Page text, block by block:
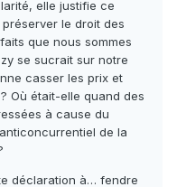
elle justifie ce
le droit des
que nous sommes
se sucrait sur notre
casser les prix et
Où était-elle quand des
à cause du
de la
déclaration à… fendre